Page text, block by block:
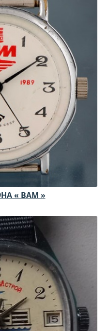
« BAM »